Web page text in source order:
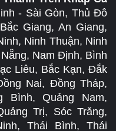
- Sài Gòn, Thủ Đô
Giang, An Giang,
Ninh Thuận, Ninh
Nam Định, Bình
Liêu, Bắc Kạn, Đắk
Nai, Đồng Tháp,
Bình, Quảng Nam,
Trị, Sóc Trăng,
Thái Bình, Thái